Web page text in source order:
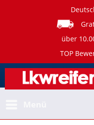
über
TOP